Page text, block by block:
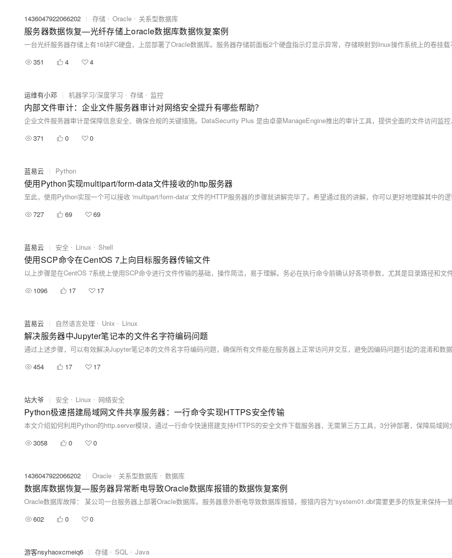
1436047922066202 | 存储 Oracle 关系型数据库
服务器数据恢复—光纤存储上oracle数据库数据恢复案例
351
4 4
运维有小邓 | 机器学习/深度学习 存储 监控
内部文件审计：企业文件服务器审计对网络安全提升有哪些帮助？
371
0 0
蓝易云 | Python
使用Python实现multipart/form-data文件接收的http服务器
727
69 69
蓝易云 | 安全 Linux Shell
使用SCP命令在CentOS 7上向目标服务器传输文件
1096
17 17
蓝易云 | 自然语言处理 Unix Linux
解决服务器中Jupyter笔记本的文件名字符编码问题
454
17 17
站大爷 | 安全 Linux 网络安全
Python极速搭建局域网文件共享服务器：一行命令实现HTTPS安全传输
3058
0 0
1436047922066202 | Oracle 关系型数据库 数据库
数据库数据恢复—服务器异常断电导致Oracle数据库报错的数据恢复案例
602
0 0
游客nsyhaoxcmeiq6 | 存储 SQL Java